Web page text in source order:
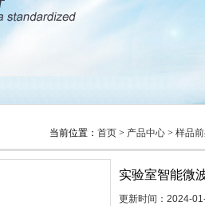
当前位置： 首页 > 产品中心 > 样品
实验室智能微
更新时间：2024-